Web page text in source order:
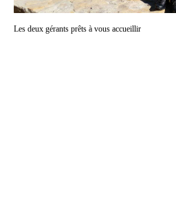
Les deux gérants prêts à vous accueillir